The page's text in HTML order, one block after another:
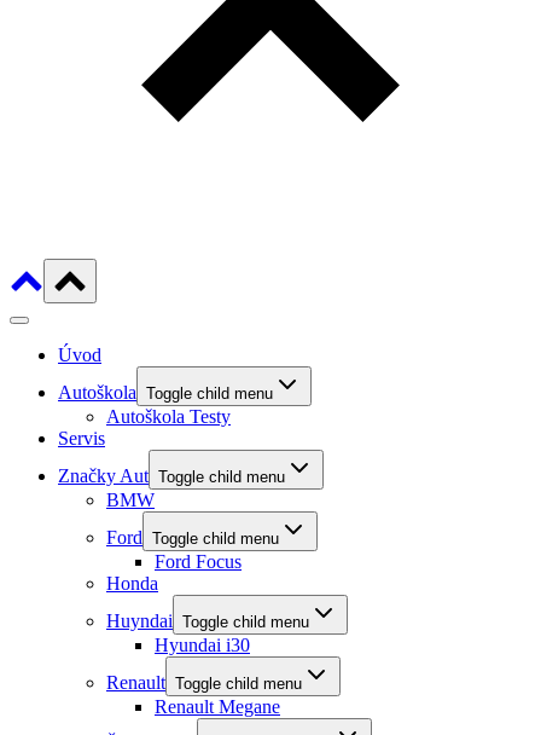
Úvod
Autoškola Toggle child menu
Autoškola Testy
Servis
Značky Aut Toggle child menu
BMW
Ford Toggle child menu
Ford Focus
Honda
Huyndai Toggle child menu
Hyundai i30
Renault Toggle child menu
Renault Megane